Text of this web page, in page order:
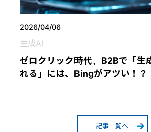
2026/04/06
生成AI
ゼロクリック時代、B2Bで「生
れる」には、Bingがアツい！？
記事一覧へ